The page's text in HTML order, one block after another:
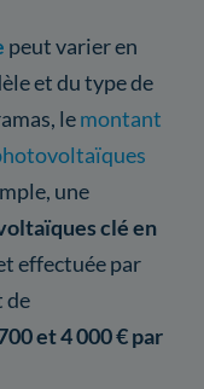
peut varier en
et du type de
lemontant
une
clé en
effectuée par
de
et 4 000 € par